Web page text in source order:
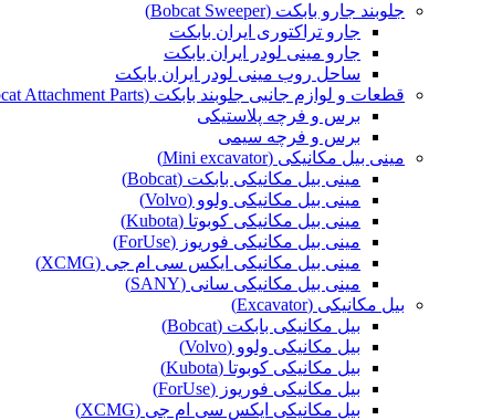
جلوبند جارو بابکت (Bobcat Sweeper)
جارو تراکتوری ایران بابکت
جارو مینی لودر ایران بابکت
ساحل روب مینی لودر ایران بابکت
قطعات و لوازم جانبی جلوبند بابکت (Bobcat Attachment Parts)
برس و فرچه پلاستیکی
برس و فرچه سیمی
مینی بیل مکانیکی (Mini excavator)
مینی بیل مکانیکی بابکت (Bobcat)
مینی بیل مکانیکی ولوو (Volvo)
مینی بیل مکانیکی کوبوتا (Kubota)
مینی بیل مکانیکی فوریوز (ForUse)
مینی بیل مکانیکی ایکس سی ام جی (XCMG)
مینی بیل مکانیکی سانی (SANY)
بیل مکانیکی (Excavator)
بیل مکانیکی بابکت (Bobcat)
بیل مکانیکی ولوو (Volvo)
بیل مکانیکی کوبوتا (Kubota)
بیل مکانیکی فوریوز (ForUse)
بیل مکانیکی ایکس سی ام جی (XCMG)